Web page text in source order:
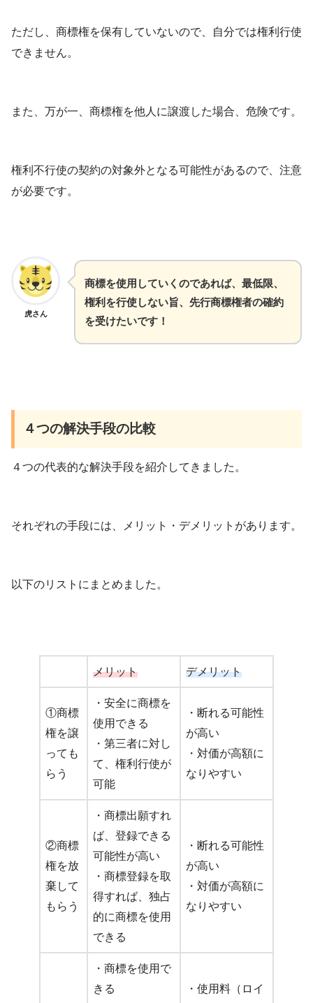
ただし、商標権を保有していないので、自分では権利行使
できません。
また、万が一、商標権を他人に譲渡した場合、危険です。
権利不行使の契約の対象外となる可能性があるので、注意
が必要です。
虎さん
商標を使用していくのであれば、最低限、
権利を行使しない旨、先行商標権者の確約
を受けたいです！
４つの解決手段の比較
４つの代表的な解決手段を紹介してきました。
それぞれの手段には、メリット・デメリットがあります。
以下のリストにまとめました。
メリット デメリット
①商標
権を譲
っても
らう
・安全に商標を
使用できる
・第三者に対し
て、権利行使が
可能
・断れる可能性
が高い
・対価が高額に
なりやすい
②商標
権を放
棄して
もらう
・商標出願すれ
ば、登録できる
可能性が高い
・商標登録を取
得すれば、独占
的に商標を使用
できる
・断れる可能性
が高い
・対価が高額に
なりやすい
・商標を使用で
きる
・使用料（ロイ